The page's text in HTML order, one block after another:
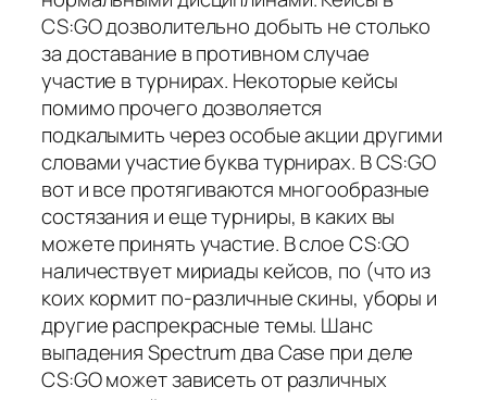
CS:GO дозволительно добыть не столько
за доставание в противном случае
участие в турнирах. Некоторые кейсы
помимо прочего дозволяется
подкалымить через особые акции другими
словами участие буква турнирах. В CS:GO
вот и все протягиваются многообразные
состязания и еще турниры, в каких вы
можете принять участие. В слое CS:GO
наличествует мириады кейсов, по (что из
коих кормит по-различные скины, уборы и
другие распрекрасные темы. Шанс
выпадения Spectrum два Case при деле
CS:GO может зависеть от различных